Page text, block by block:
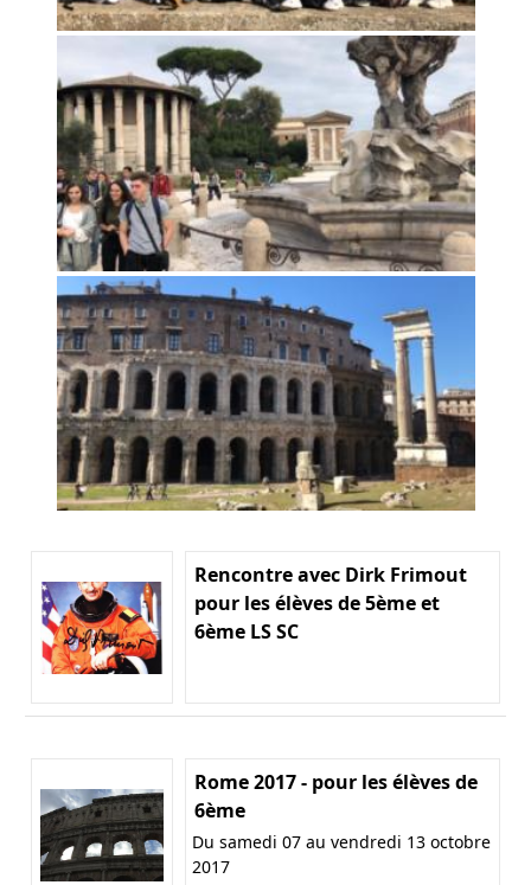
Rencontre avec Dirk Frimout
pour les élèves de 5ème et
6ème LS SC
Rome 2017 - pour les élèves de
6ème
Du samedi 07 au vendredi 13 octobre
2017